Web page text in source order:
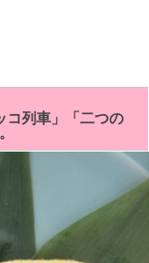
コ列車」「二つの